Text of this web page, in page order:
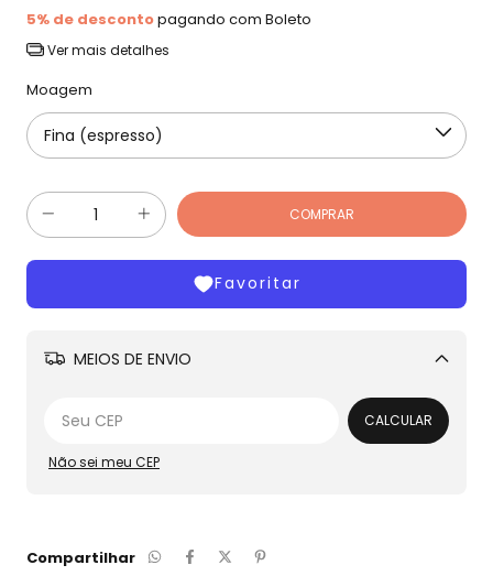
5% de descontopagando com Boleto
Ver mais detalhes
Moagem
Favoritar
MEIOS DE ENVIO
Alterar CEP
CALCULAR
Não sei meu CEP
Compartilhar